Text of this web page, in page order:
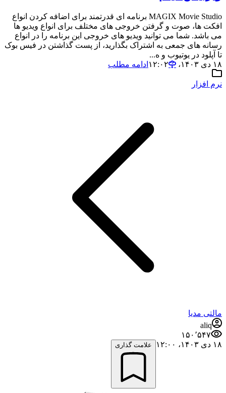
MAGIX Movie Studio برنامه ای قدرتمند برای اضافه کردن انواع
افکت ها، صوت و گرفتن خروجی های مختلف برای انواع ویدیو ها
می باشد. شما می توانید ویدیو های خروجی این برنامه را در انواع
رسانه های جمعی به اشتراک بگذارید، از پست گذاشتن در فیس بوک
تا آپلود در یوتیوب و ه...
۱۸ دی ۱۴۰۳،‏ ۱۲:۰۲
ادامه مطلب
نرم افزار
مالتی مدیا
aliq
۱۵۰٬۵۴۷
۱۸ دی ۱۴۰۳،‏ ۱۲:۰۰
علامت گذاری